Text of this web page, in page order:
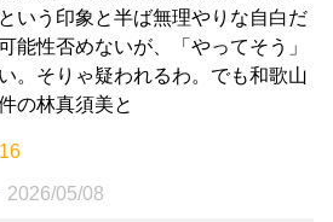
いう印象と半ば無理やりな自白だ
能性否めないが、「やってそう」
。そりゃ疑われるわ。でも和歌山
の林真須美と
2026/05/08